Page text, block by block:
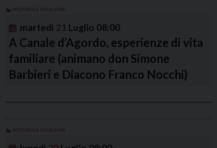
PASTORALE FAMILIARE
martedì 21 Luglio 08:00
A Canale d’Agordo, esperienze di vita
familiare (animano don Simone
Barbieri e Diacono Franco Nocchi)
PASTORALE FAMILIARE